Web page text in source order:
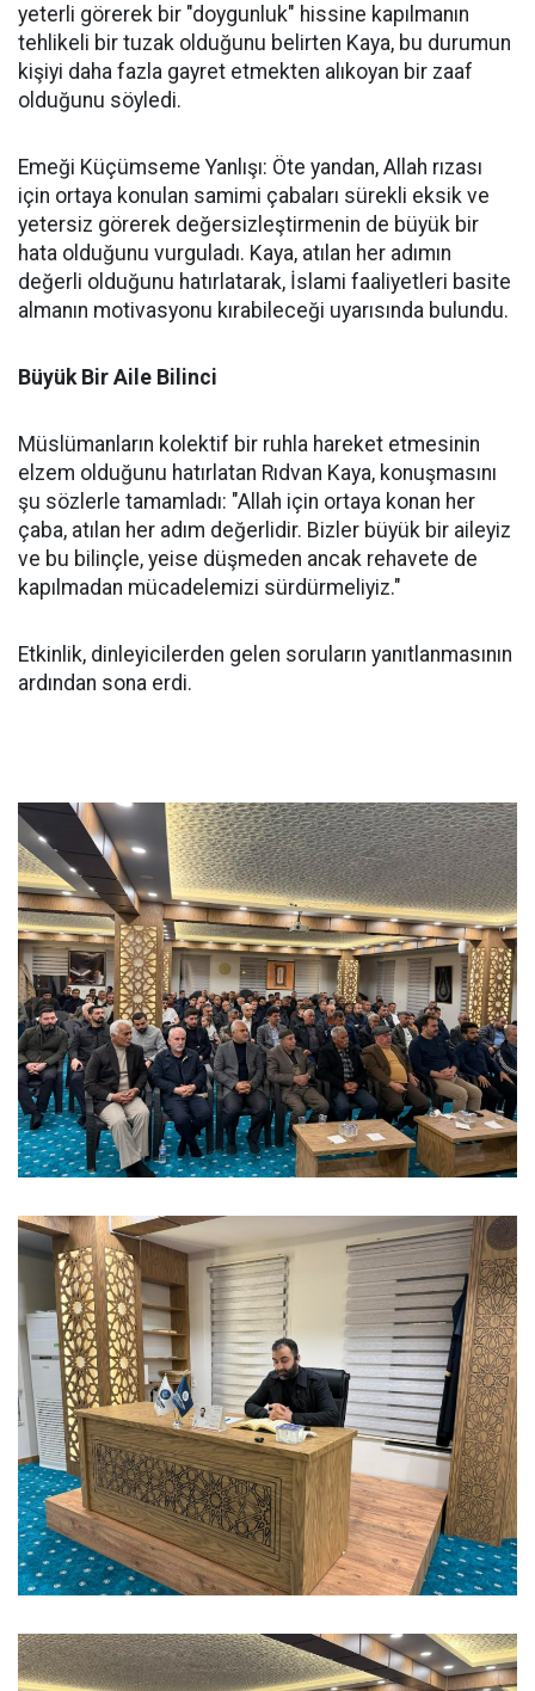
yeterli görerek bir "doygunluk" hissine kapılmanın
tehlikeli bir tuzak olduğunu belirten Kaya, bu durumun
kişiyi daha fazla gayret etmekten alıkoyan bir zaaf
olduğunu söyledi.
Emeği Küçümseme Yanlışı: Öte yandan, Allah rızası
için ortaya konulan samimi çabaları sürekli eksik ve
yetersiz görerek değersizleştirmenin de büyük bir
hata olduğunu vurguladı. Kaya, atılan her adımın
değerli olduğunu hatırlatarak, İslami faaliyetleri basite
almanın motivasyonu kırabileceği uyarısında bulundu.
Büyük Bir Aile Bilinci
Müslümanların kolektif bir ruhla hareket etmesinin
elzem olduğunu hatırlatan Rıdvan Kaya, konuşmasını
şu sözlerle tamamladı: "Allah için ortaya konan her
çaba, atılan her adım değerlidir. Bizler büyük bir aileyiz
ve bu bilinçle, yeise düşmeden ancak rehavete de
kapılmadan mücadelemizi sürdürmeliyiz."
Etkinlik, dinleyicilerden gelen soruların yanıtlanmasının
ardından sona erdi.